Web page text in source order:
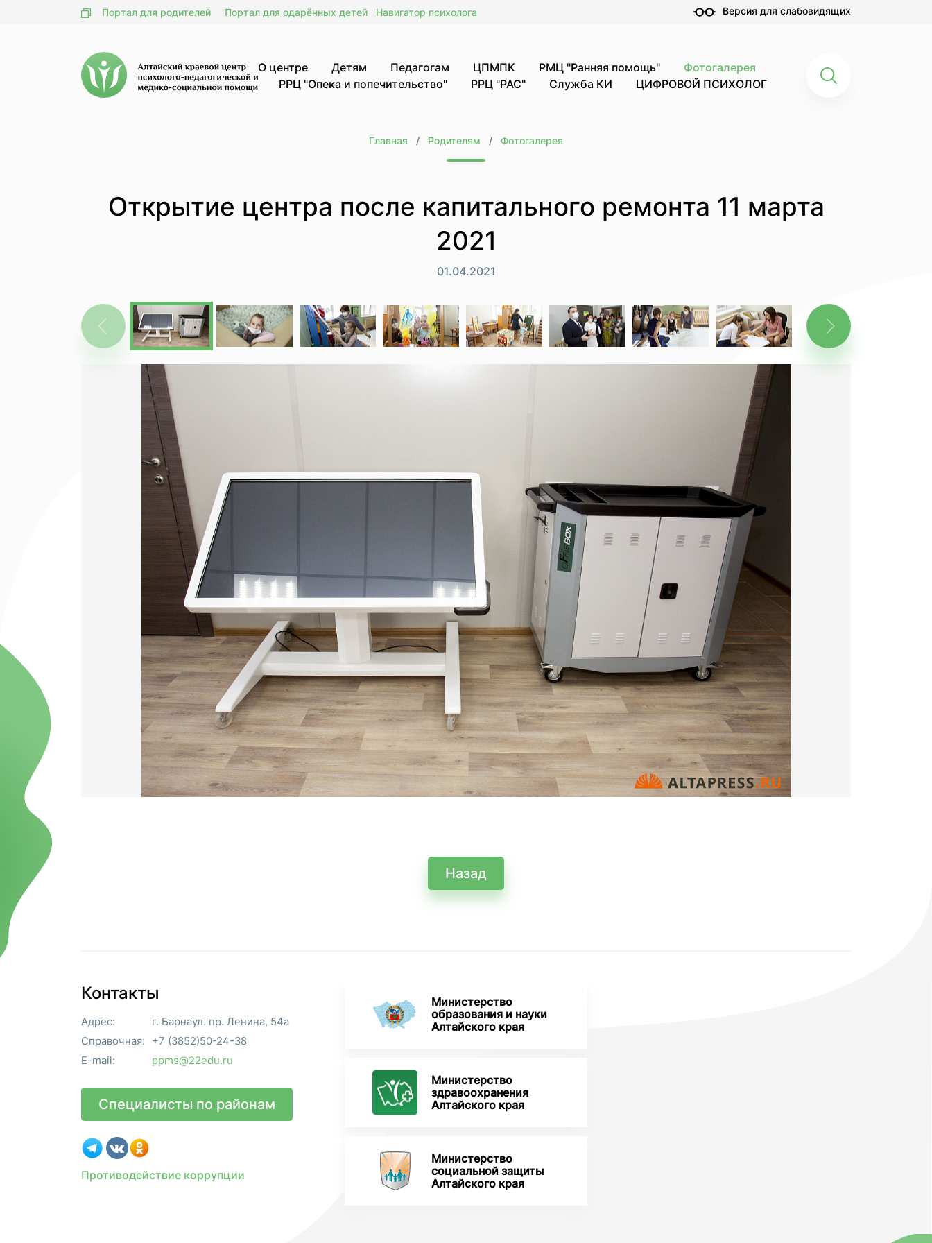
Версия для слабовидящих
Портал для родителей Портал для одарённых детей Навигатор психолога
О центре Детям Педагогам ЦПМПК РМЦ "Ранняя помощь"
Фотогалерея
РРЦ "Опека и попечительство"
РРЦ "РАС" Служба КИ ЦИФРОВОЙ ПСИХОЛОГ
Главная Родителям Фотогалерея
Открытие центра после капитального ремонта 11 марта
2021
01.04.2021
Назад
Контакты
Адрес:
г. Барнаул. пр. Ленина, 54а
Справочная:
+7 (3852)50-24-38
E-mail:
ppms@22edu.ru
Специалисты по районам
Противодействие коррупции
Министерство
образования и науки
Алтайского края
Министерство
здравоохранения
Алтайского края
Министерство
социальной защиты
Алтайского края